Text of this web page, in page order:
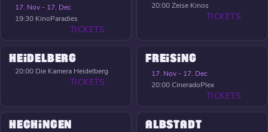
17. Nov - 17. Dec
19:30 KinoParadies
TICKETS
20:00Zeise Kinos
TICKETS
HEIDELBERG
20:00 Die Kamera Heidelberg
TICKETS
FREISING
17. Nov - 17. Dec
20:00CineradoPlex
TICKETS
HECHINGEN ALBSTADT